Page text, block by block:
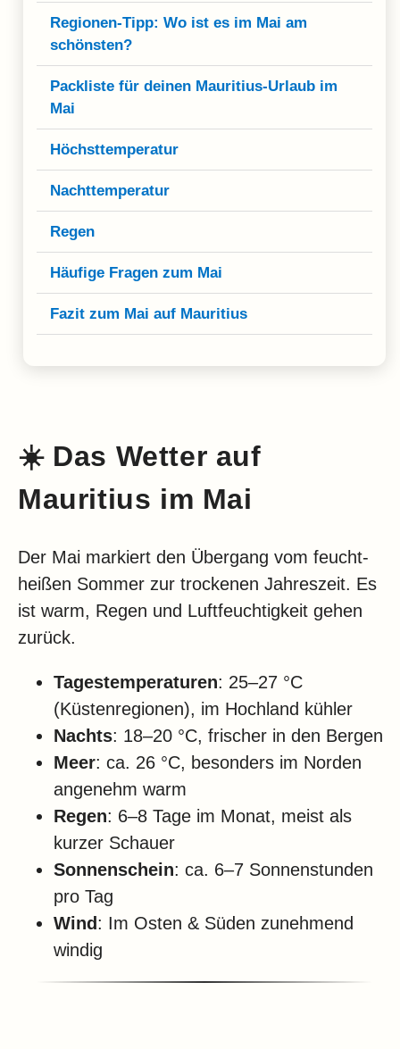
Regionen-Tipp: Wo ist es im Mai am
schönsten?
Packliste für deinen Mauritius-Urlaub im
Mai
Höchsttemperatur
Nachttemperatur
Regen
Häufige Fragen zum Mai
Fazit zum Mai auf Mauritius
☀️ Das Wetter auf
Mauritius im Mai
Der Mai markiert den Übergang vom feucht-
heißen Sommer zur trockenen Jahreszeit. Es
ist warm, Regen und Luftfeuchtigkeit gehen
zurück.
Tagestemperaturen: 25–27 °C
(Küstenregionen), im Hochland kühler
Nachts: 18–20 °C, frischer in den Bergen
Meer: ca. 26 °C, besonders im Norden
angenehm warm
Regen: 6–8 Tage im Monat, meist als
kurzer Schauer
Sonnenschein: ca. 6–7 Sonnenstunden
pro Tag
Wind : Im Osten & Süden zunehmend
windig